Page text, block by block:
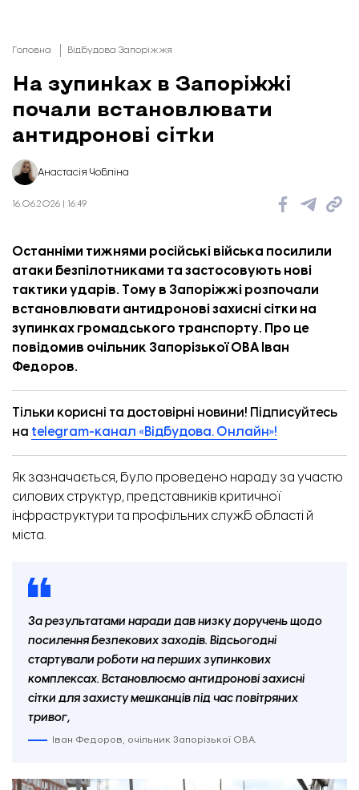
Головна Відбудова Запоріжжя
На зупинках в Запоріжжі
почали встановлювати
антидронові сітки
Анастасія Чобліна
16.06.2026 | 16:49
Останніми тижнями російські війська посилили
атаки безпілотниками та застосовують нові
тактики ударів. Тому в Запоріжжі розпочали
встановлювати антидронові захисні сітки на
зупинках громадського транспорту. Про це
повідомив очільник Запорізької ОВА Іван
Федоров.
Тільки корисні та достовірні новини! Підписуйтесь
на telegram-канал «Відбудова. Онлайн»!
Як зазначається, було проведено нараду за участю
силових структур, представників критичної
інфраструктури та профільних служб області й
міста.
За результатами наради дав низку доручень щодо
посилення безпекових заходів. Відсьогодні
стартували роботи на перших зупинкових
комплексах. Встановлюємо антидронові захисні
сітки для захисту мешканців під час повітряних
тривог,
Іван Федоров, очільник Запорізької ОВА.